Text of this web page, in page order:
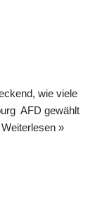
wie viele
AFD gewählt
Weiterlesen »